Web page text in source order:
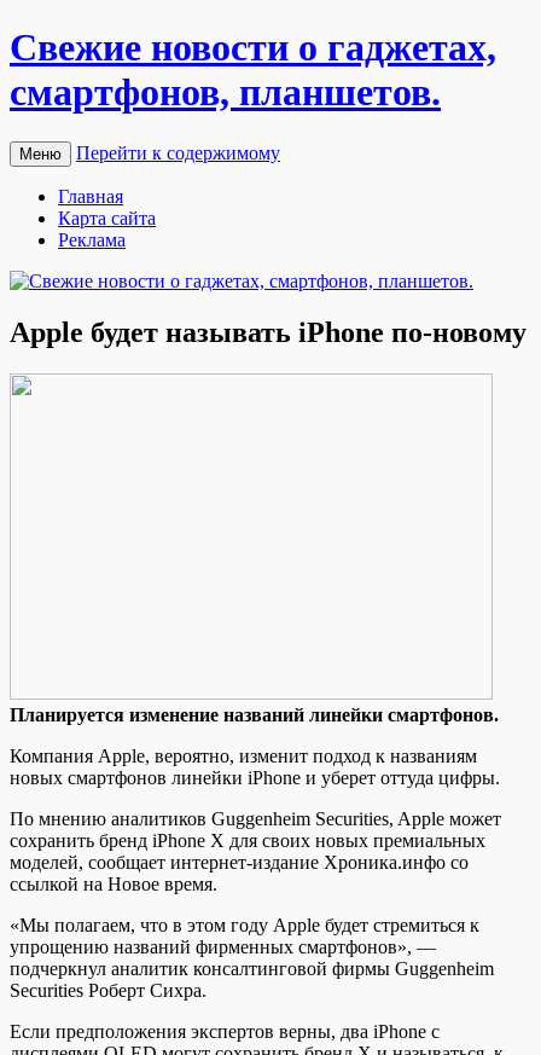
Свежие новости о гаджетах,
смартфонов, планшетов.
Меню Перейти к содержимому
Главная
Карта сайта
Реклама
Apple будет называть iPhone по-новому
Плaнируeтся измeнeниe названий линейки смартфонов.
Компания Apple, вероятно, изменит подход к названиям
новых смартфонов линейки iPhone и уберет оттуда цифры.
По мнению аналитиков Guggenheim Securities, Apple может
сохранить бренд iPhone X для своих новых премиальных
моделей, сообщает интернет-издание Хроника.инфо со
ссылкой на Новое время.
«Мы полагаем, что в этом году Apple будет стремиться к
упрощению названий фирменных смартфонов», —
подчеркнул аналитик консалтинговой фирмы Guggenheim
Securities Роберт Сихра.
Если предположения экспертов верны, два iPhone с